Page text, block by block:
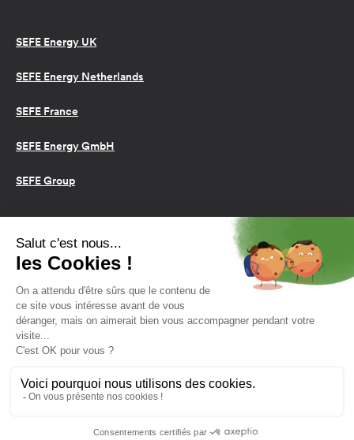
SEFE Energy UK
SEFE Energy Netherlands
SEFE France
SEFE Energy GmbH
SEFE Group
Conditions d’utilisation
Cookies
2026 SEFE Energy159 rue Anatole France, 92309
Levallois-Perret, France
L'énergie est notre avenir, économisons-la